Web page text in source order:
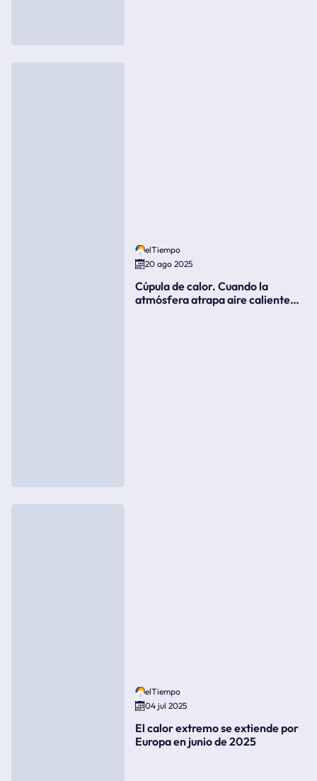
elTiempo
20 ago 2025
Cúpula de calor. Cuando la
atmósfera atrapa aire caliente
elTiempo
04 jul 2025
El calor extremo se extiende por
Europa en junio de 2025